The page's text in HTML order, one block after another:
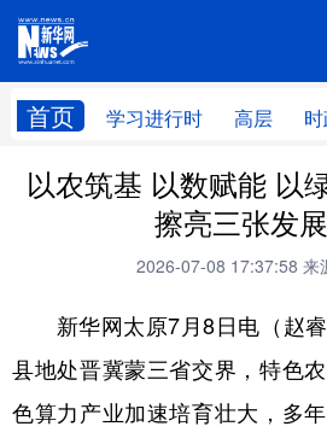
首页 学习进行时 高层
网站地图
学习进行时 高层
财经
全
科技 科创
文化 书画
以农筑基 以数赋能 以
擦亮三张发
2026-07-08 17:37:58 来
新华网太原7月8日电（赵睿
县地处晋冀蒙三省交界，特色
色算力产业加速培育壮大，多